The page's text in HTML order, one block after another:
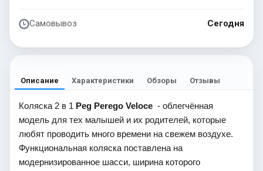
Самовывоз Сегодня
Описание Характеристики Обзоры Отзывы
Коляска 2 в 1 Peg Perego Veloce - облегчённая
модель для тех малышей и их родителей, которые
любят проводить много времени на свежем воздухе.
Функциональная коляска поставлена на
модернизированное шасси, ширина которого